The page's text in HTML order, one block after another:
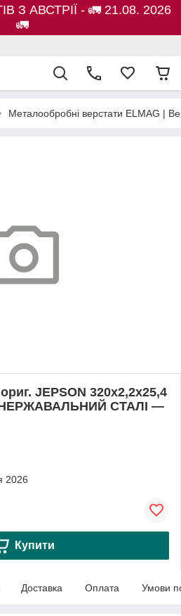
З АВСТРІЇ - 🚛 21.08. 2026
🚛
Металообробні верстати ELMAG |
JEPSON 320x2,2x25,4
НЕРЖАВАЛЬНИЙ СТАЛІ —
2026
Купити
Доставка Оплата Умови